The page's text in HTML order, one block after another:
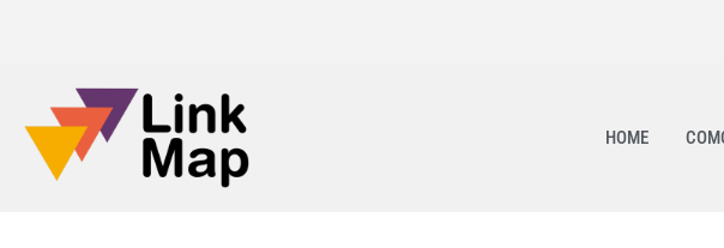
HOME